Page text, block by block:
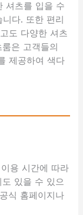
셔츠를 입을 수
다. 또한 편리
도 다양한 셔츠
은 고객들의
제공하여 색다
용 시간에 따라
있을 수 있으
식 홈페이지나